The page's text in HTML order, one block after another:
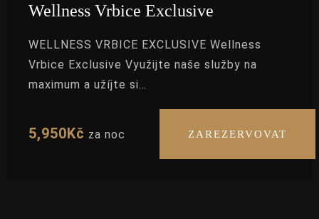
Wellness Vrbice Exclusive
WELLNESS VRBICE EXCLUSIVE Wellness
Vrbice Exclusive Využijte naše služby na
maximum a užíjte si…
5,950Kč za noc ZAREZERVOVAT